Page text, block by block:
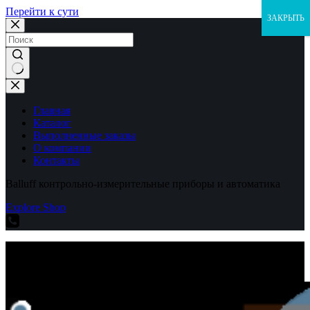
Перейти к сути
Ничего
не
найденоГлавная
Каталог
Выполненные заказы
О компании
Контакты
Balluff контрольно-измерительные приборы и автоматика
Explore Shop
ЗАКРЫТЬ